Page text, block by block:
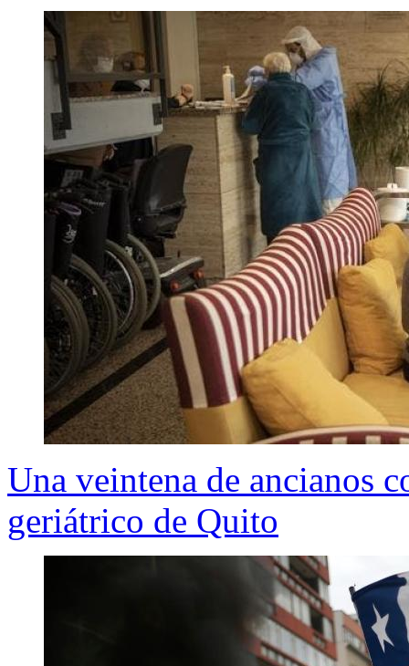
Una veintena de ancianos
geriátrico de Quito